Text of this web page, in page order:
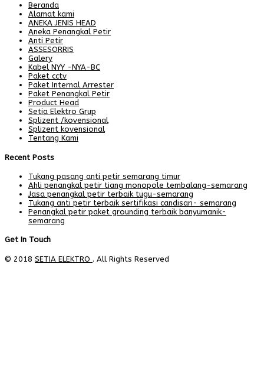
Beranda
Alamat kami
ANEKA JENIS HEAD
Aneka Penangkal Petir
Anti Petir
ASSESORRIS
Galery
Kabel NYY -NYA-BC
Paket cctv
Paket Internal Arrester
Paket Penangkal Petir
Product Head
Setia Elektro Grup
Splizent /kovensional
Splizent kovensional
Tentang Kami
Recent Posts
Tukang pasang anti petir semarang timur
Ahli penangkal petir tiang monopole tembalang-semarang
Jasa penangkal petir terbaik tugu-semarang
Tukang anti petir terbaik sertifikasi candisari- semarang
Penangkal petir paket grounding terbaik banyumanik-
semarang
Get In Touch
© 2018 SETIA ELEKTRO . All Rights Reserved